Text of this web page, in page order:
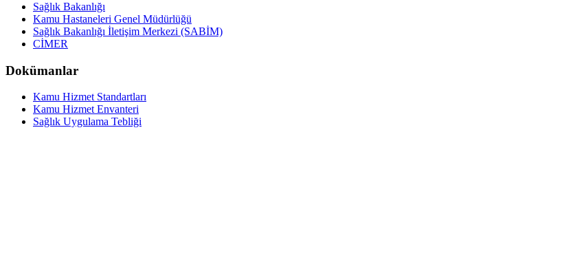
Sağlık Bakanlığı
Kamu Hastaneleri Genel Müdürlüğü
Sağlık Bakanlığı İletişim Merkezi (SABİM)
CİMER
Dokümanlar
Kamu Hizmet Standartları
Kamu Hizmet Envanteri
Sağlık Uygulama Tebliği